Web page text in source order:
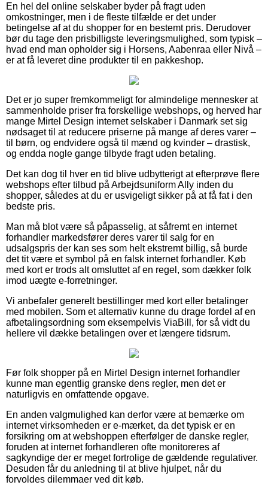
En hel del online selskaber byder på fragt uden
omkostninger, men i de fleste tilfælde er det under
betingelse af at du shopper for en bestemt pris. Derudover
bør du tage den prisbilligste leveringsmulighed, som typisk –
hvad end man opholder sig i Horsens, Aabenraa eller Nivå –
er at få leveret dine produkter til en pakkeshop.
Det er jo super fremkommeligt for almindelige mennesker at
sammenholde priser fra forskellige webshops, og herved har
mange Mirtel Design internet selskaber i Danmark set sig
nødsaget til at reducere priserne på mange af deres varer –
til børn, og endvidere også til mænd og kvinder – drastisk,
og endda nogle gange tilbyde fragt uden betaling.
Det kan dog til hver en tid blive udbytterigt at efterprøve flere
webshops efter tilbud på Arbejdsuniform Ally inden du
shopper, således at du er usvigeligt sikker på at få fat i den
bedste pris.
Man må blot være så påpasselig, at såfremt en internet
forhandler markedsfører deres varer til salg for en
udsalgspris der kan ses som helt ekstremt billig, så burde
det tit være et symbol på en falsk internet forhandler. Køb
med kort er trods alt omsluttet af en regel, som dækker folk
imod uægte e-forretninger.
Vi anbefaler generelt bestillinger med kort eller betalinger
med mobilen. Som et alternativ kunne du drage fordel af en
afbetalingsordning som eksempelvis ViaBill, for så vidt du
hellere vil dække betalingen over et længere tidsrum.
Før folk shopper på en Mirtel Design internet forhandler
kunne man egentlig granske dens regler, men det er
naturligvis en omfattende opgave.
En anden valgmulighed kan derfor være at bemærke om
internet virksomheden er e-mærket, da det typisk er en
forsikring om at webshoppen efterfølger de danske regler,
foruden at internet forhandleren ofte monitoreres af
sagkyndige der er meget fortrolige de gældende regulativer.
Desuden får du anledning til at blive hjulpet, når du
forvoldes dilemmaer ved dit køb.